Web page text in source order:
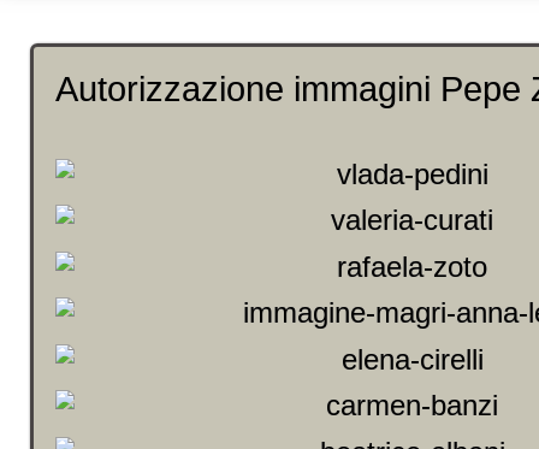
Autorizzazione immagini Pepe